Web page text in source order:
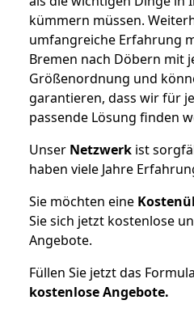
kümmern müssen.
umfangreiche Erfahrung
Bremen nach Döbern mit
Größenordnung und
garantieren, dass wir für
passende Lösung finden
Unser Netzwerk ist
haben viele Jahre
Sie möchten eine
Sie sich jetzt kostenlose
Angebote.
Füllen Sie jetzt das
kostenloseAngebote.